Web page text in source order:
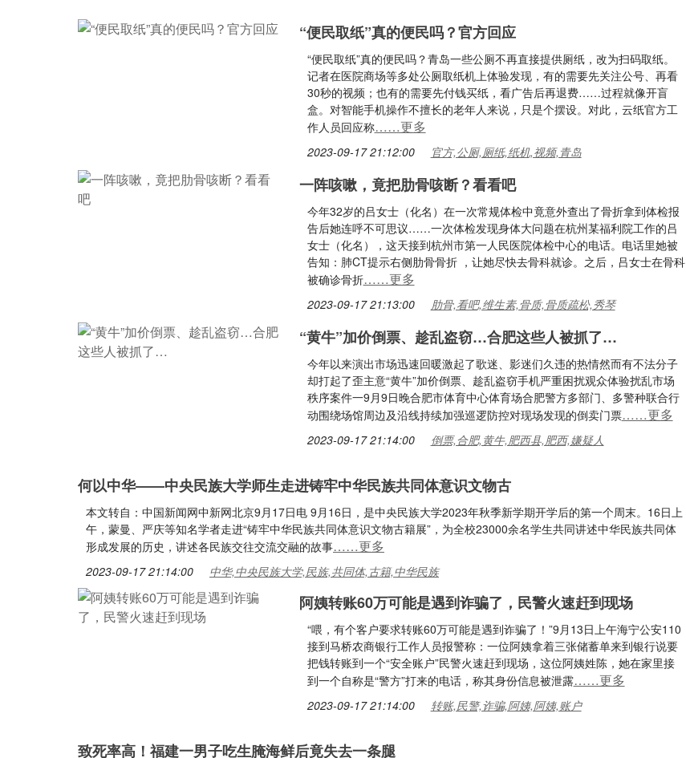
“便民取纸”真的便民吗？官方回应
“便民取纸”真的便民吗？青岛一些公厕不再直接提供厕纸，改为扫码取纸。
记者在医院商场等多处公厕取纸机上体验发现，有的需要先关注公号、再看
30秒的视频；也有的需要先付钱买纸，看广告后再退费……过程就像开盲
盒。对智能手机操作不擅长的老年人来说，只是个摆设。对此，云纸官方工
作人员回应称……更多
2023-09-17 21:12:00 官方,公厕,厕纸,纸机,视频,青岛
一阵咳嗽，竟把肋骨咳断？看看吧
今年32岁的吕女士（化名）在一次常规体检中竟意外查出了骨折拿到体检报
告后她连呼不可思议……一次体检发现身体大问题在杭州某福利院工作的吕
女士（化名），这天接到杭州市第一人民医院体检中心的电话。电话里她被
告知：肺CT提示右侧肋骨骨折 ，让她尽快去骨科就诊。之后，吕女士在骨科
被确诊骨折……更多
2023-09-17 21:13:00 肋骨,看吧,维生素,骨质,骨质疏松,秀琴
“黄牛”加价倒票、趁乱盗窃…合肥这些人被抓了…
今年以来演出市场迅速回暖激起了歌迷、影迷们久违的热情然而有不法分子
却打起了歪主意“黄牛”加价倒票、趁乱盗窃手机严重困扰观众体验扰乱市场
秩序案件一9月9日晚合肥市体育中心体育场合肥警方多部门、多警种联合行
动围绕场馆周边及沿线持续加强巡逻防控对现场发现的倒卖门票……更多
2023-09-17 21:14:00 倒票,合肥,黄牛,肥西县,肥西,嫌疑人
何以中华——中央民族大学师生走进铸牢中华民族共同体意识文物古
本文转自：中国新闻网中新网北京9月17日电 9月16日，是中央民族大学2023年秋季新学期开学后的第一个周末。16日上
午，蒙曼、严庆等知名学者走进“铸牢中华民族共同体意识文物古籍展”，为全校23000余名学生共同讲述中华民族共同体
形成发展的历史，讲述各民族交往交流交融的故事……更多
2023-09-17 21:14:00 中华,中央民族大学,民族,共同体,古籍,中华民族
阿姨转账60万可能是遇到诈骗了，民警火速赶到现场
“喂，有个客户要求转账60万可能是遇到诈骗了！”9月13日上午海宁公安110
接到马桥农商银行工作人员报警称：一位阿姨拿着三张储蓄单来到银行说要
把钱转账到一个“安全账户”民警火速赶到现场，这位阿姨姓陈，她在家里接
到一个自称是“警方”打来的电话，称其身份信息被泄露……更多
2023-09-17 21:14:00 转账,民警,诈骗,阿姨,阿姨,账户
致死率高！福建一男子吃生腌海鲜后竟失去一条腿